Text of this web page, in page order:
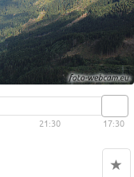
View
21:30 17:30